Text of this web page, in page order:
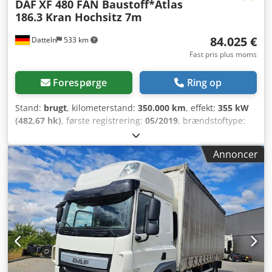
Datteln 533 km
DAF XF 480 FAN Baustoff*Atlas
186.3 Kran Hochsitz 7m
84.025 €
Fast pris plus moms
Forespørge Ring op
Stand: brugt, kilometerstand: 350.000 km, effekt: 355 kW
(482,67 hk), første registrering: 05/2019, brændstoftype:
26.000 kg, akslekonfiguration:
aksler, bremser:retarder, farve:hvid, geartype:
automatisk, emissionsklasse:Euro 6, samlet længde:
10.920 mm, samlet bredde:2.550 mm, total højde:3.700
mm, længde af lastrum:7.000 mm , læsningsbredde:
2.480
mm , lastepladshøjde:1.000 mm, Produktionsår:2019,
Udstyr:ABS, elektronisk stabilitetsprogram (ESP),
klimaanlæg, kompressor, kran, navigationssystem,
parkeringsvarmer, sodfilter, Køb online. Digital
finansiering. Levering i hele landet. ----Chat med os via
WhatsApp nu: Få hurtig og nem kontakt med vores
Annoncer